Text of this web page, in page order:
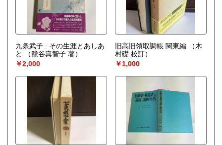
九条武子 : その生涯とあしあ
と
（籠谷真智子 著）
￥2,000
旧高旧領取調帳 関東編
（木
村礎 校訂）
￥1,000